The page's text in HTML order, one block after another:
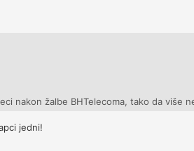
nakon žalbe BHTelecoma, tako da više
jedni!